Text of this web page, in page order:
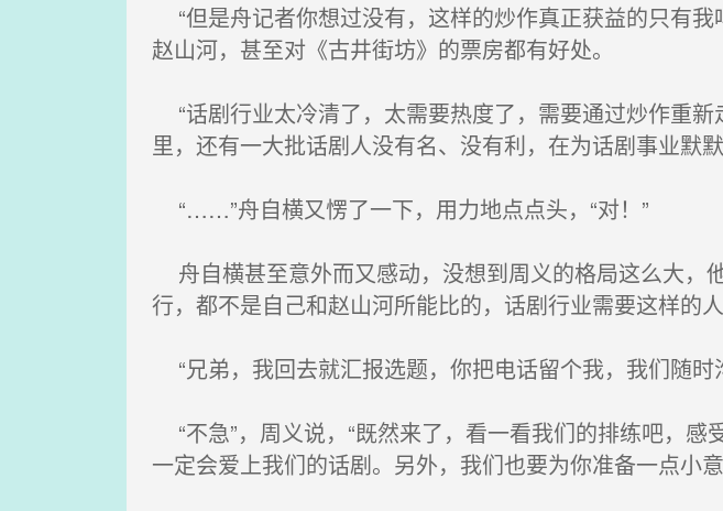
“但是舟记者你想过没有，这样的炒作真正获益的只有
赵山河，甚至对《古井街坊》的票房都有好处。
“话剧行业太冷清了，太需要热度了，需要通过炒作重
里，还有一大批话剧人没有名、没有利，在为话剧事业默
“……”舟自横又愣了一下，用力地点点头，“对！”
舟自横甚至意外而又感动，没想到周义的格局这么大，
行，都不是自己和赵山河所能比的，话剧行业需要这样的人
“兄弟，我回去就汇报选题，你把电话留个我，我们随时
“不急”，周义说，“既然来了，看一看我们的排练吧，
一定会爱上我们的话剧。另外，我们也要为你准备一点